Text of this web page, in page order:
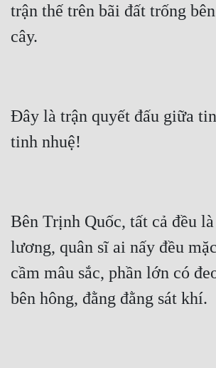
trận thế trên bãi đất trống
Đây là trận quyết đấu giữa
Bên Trịnh Quốc, tất cả đều
lương, quân sĩ ai nấy đều
cầm mâu sắc, phần lớn có